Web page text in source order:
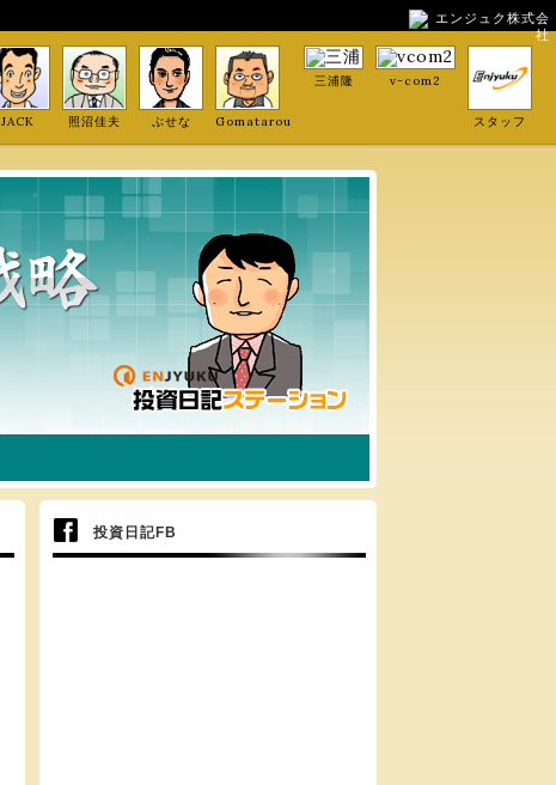
エンジュク株式会
社
JACK 照沼佳夫 ぶせな Gomatarou
三浦隆 v-com2
スタッフ
投資日記FB